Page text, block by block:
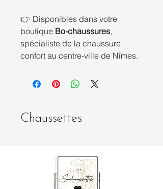
👉 Disponibles dans votre
boutique Bo-chaussures,
spécialiste de la chaussure
confort au centre-ville de Nîmes.
Chaussettes